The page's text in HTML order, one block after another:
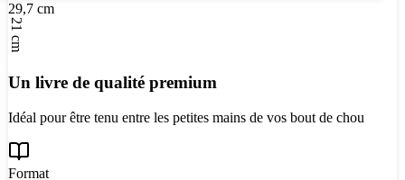
29,7 cm
21 cm
Un livre de qualité premium
Idéal pour être tenu entre les petites mains de vos bout de chou
Format